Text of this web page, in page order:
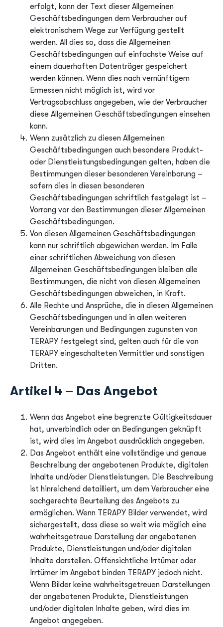
erfolgt, kann der Text dieser Allgemeinen
Geschäftsbedingungen dem Verbraucher auf
elektronischem Wege zur Verfügung gestellt
werden. All dies so, dass die Allgemeinen
Geschäftsbedingungen auf einfachste Weise auf
einem dauerhaften Datenträger gespeichert
werden können. Wenn dies nach vernünftigem
Ermessen nicht möglich ist, wird vor
Vertragsabschluss angegeben, wie der Verbraucher
diese Allgemeinen Geschäftsbedingungen einsehen
kann.
Wenn zusätzlich zu diesen Allgemeinen
Geschäftsbedingungen auch besondere Produkt-
oder Dienstleistungsbedingungen gelten, haben die
Bestimmungen dieser besonderen Vereinbarung –
sofern dies in diesen besonderen
Geschäftsbedingungen schriftlich festgelegt ist –
Vorrang vor den Bestimmungen dieser Allgemeinen
Geschäftsbedingungen.
Von diesen Allgemeinen Geschäftsbedingungen
kann nur schriftlich abgewichen werden. Im Falle
einer schriftlichen Abweichung von diesen
Allgemeinen Geschäftsbedingungen bleiben alle
Bestimmungen, die nicht von diesen Allgemeinen
Geschäftsbedingungen abweichen, in Kraft.
Alle Rechte und Ansprüche, die in diesen Allgemeinen
Geschäftsbedingungen und in allen weiteren
Vereinbarungen und Bedingungen zugunsten von
TERAPY festgelegt sind, gelten auch für die von
TERAPY eingeschalteten Vermittler und sonstigen
Dritten.
Artikel 4 – Das Angebot
Wenn das Angebot eine begrenzte Gültigkeitsdauer
hat, unverbindlich oder an Bedingungen geknüpft
ist, wird dies im Angebot ausdrücklich angegeben.
Das Angebot enthält eine vollständige und genaue
Beschreibung der angebotenen Produkte, digitalen
Inhalte und/oder Dienstleistungen. Die Beschreibung
ist hinreichend detailliert, um dem Verbraucher eine
sachgerechte Beurteilung des Angebots zu
ermöglichen. Wenn TERAPY Bilder verwendet, wird
sichergestellt, dass diese so weit wie möglich eine
wahrheitsgetreue Darstellung der angebotenen
Produkte, Dienstleistungen und/oder digitalen
Inhalte darstellen. Offensichtliche Irrtümer oder
Irrtümer im Angebot binden TERAPY jedoch nicht.
Wenn Bilder keine wahrheitsgetreuen Darstellungen
der angebotenen Produkte, Dienstleistungen
und/oder digitalen Inhalte geben, wird dies im
Angebot angegeben.